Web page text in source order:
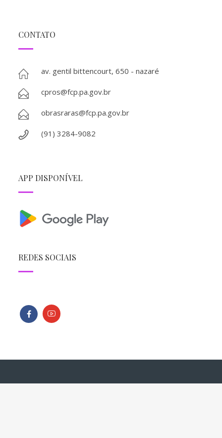
CONTATO
av. gentil bittencourt, 650 - nazaré
cpros@fcp.pa.gov.br
obrasraras@fcp.pa.gov.br
(91) 3284-9082
APP DISPONÍVEL
REDES SOCIAIS